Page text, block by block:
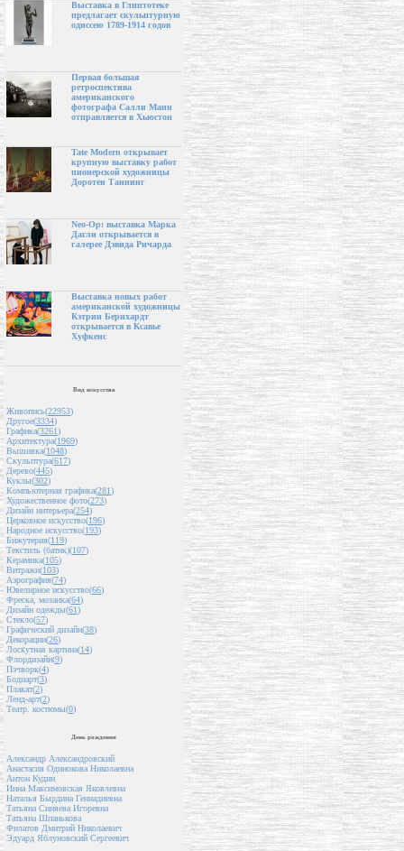
Выставка в Глиптотеке
предлагает скульптурную
одиссею 1789-1914 годов
Первая большая
ретроспектива
американского
фотографа Салли Манн
отправляется в Хьюстон
Tate Modern открывает
крупную выставку работ
пионерской художницы
Доротеи Таннинг
Neo-Op: выставка Марка
Дагли открывается в
галерее Дэвида Ричарда
Выставка новых работ
американской художницы
Кэтрин Бернхардт
открывается в Ксавье
Хуфкенс
Вид искусства
Живопись(22953)
Другое(3334)
Графика(3261)
Архитектура(1969)
Вышивка(1048)
Скульптура(617)
Дерево(445)
Куклы(302)
Компьютерная графика(281)
Художественное фото(273)
Дизайн интерьера(254)
Церковное искусство(196)
Народное искусство(193)
Бижутерия(119)
Текстиль (батик)(107)
Керамика(105)
Витражи(103)
Аэрография(74)
Ювелирное искусство(66)
Фреска, мозаика(64)
Дизайн одежды(61)
Стекло(57)
Графический дизайн(38)
Декорации(26)
Лоскутная картина(14)
Флордизайн(9)
Пэчворк(4)
Бодиарт(3)
Плакат(2)
Ленд-арт(2)
Театр. костюмы(0)
День рождения
Александр Александровский
Анастасия Одинокова Николаевна
Антон Кудин
Инна Максимовская Яковлевна
Наталья Бырдина Геннадиевна
Татьяна Синяева Игоревна
Татьяна Шпанькова
Филатов Дмитрий Николаевич
Эдуард Яблуновский Сергеевич